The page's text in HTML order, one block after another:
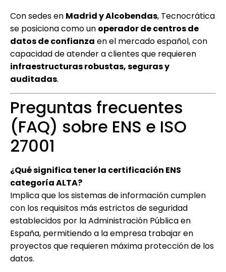
Con sedes en Madrid y Alcobendas, Tecnocrática
se posiciona como un operador de centros de
datos de confianza en el mercado español, con
capacidad de atender a clientes que requieren
infraestructuras robustas, seguras y
auditadas.
Preguntas frecuentes
(FAQ) sobre ENS e ISO
27001
¿Qué significa tener la certificación ENS
categoría ALTA?
Implica que los sistemas de información cumplen
con los requisitos más estrictos de seguridad
establecidos por la Administración Pública en
España, permitiendo a la empresa trabajar en
proyectos que requieren máxima protección de los
datos.